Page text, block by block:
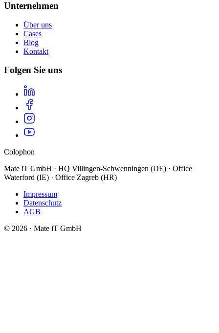
Unternehmen
Über uns
Cases
Blog
Kontakt
Folgen Sie uns
Colophon
Mate iT GmbH · HQ Villingen-Schwenningen (DE) · Office
Waterford (IE) · Office Zagreb (HR)
Impressum
Datenschutz
AGB
© 2026 · Mate iT GmbH